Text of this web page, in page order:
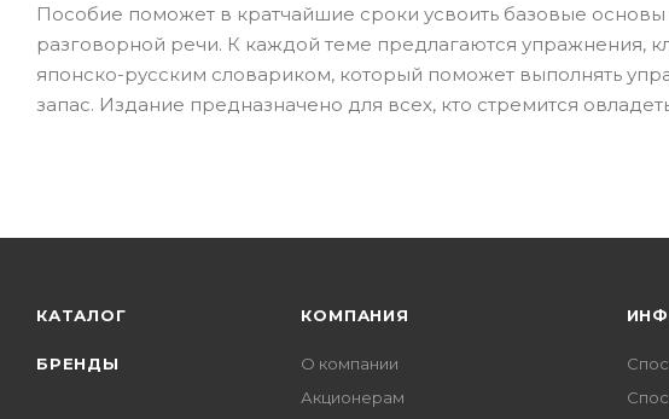
Пособие поможет в кратчайшие сроки усвоить базовые
разговорной речи. К каждой теме предлагаются упражнения,
японско-русским словариком, который поможет выполнять
запас. Издание предназначено для всех, кто стремится
КАТАЛОГ
БРЕНДЫ
КОМПАНИЯ
О компании
Акционерам